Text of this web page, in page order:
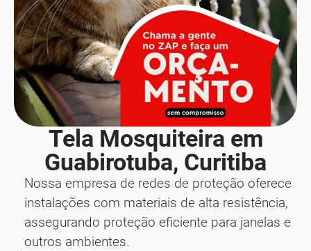
Tela Mosquiteira em
Guabirotuba, Curitiba
Nossa empresa de redes de proteção oferece
instalações com materiais de alta resistência,
assegurando proteção eficiente para janelas e
outros ambientes.